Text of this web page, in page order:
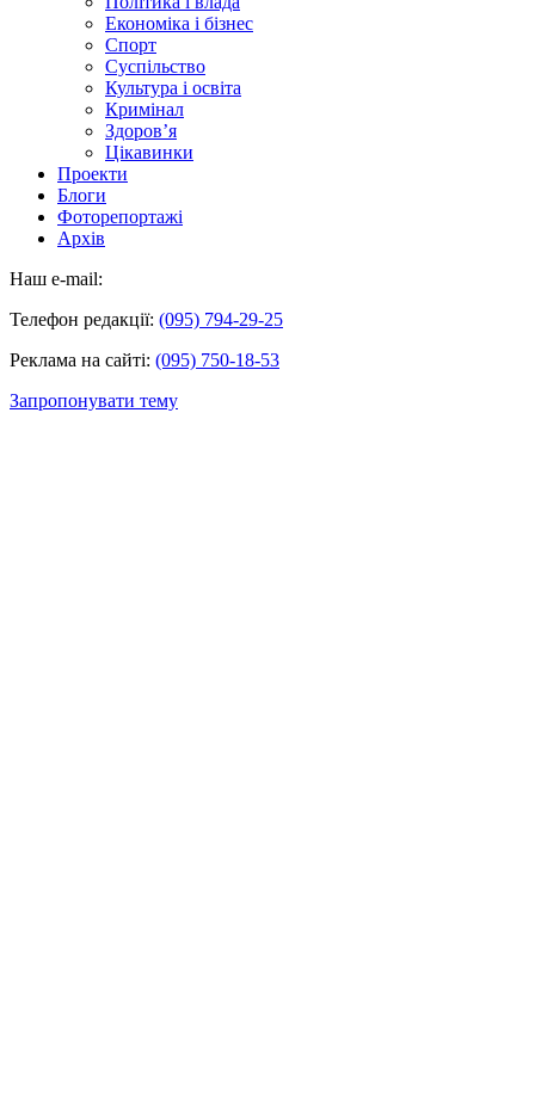
Економіка і бізнес
Спорт
Суспільство
Культура і освіта
Кримінал
Здоров’я
Цікавинки
Проекти
Блоги
Фоторепортажі
Архів
Наш e-mail:
Телефон редакції: (095) 794-29-25
Реклама на сайті: (095) 750-18-53
Запропонувати тему